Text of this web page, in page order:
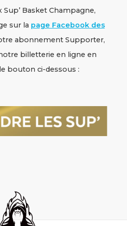
Sup’ Basket Champagne,
sur la page Facebook des
abonnement Supporter,
billetterie en ligne en
bouton ci-dessous :